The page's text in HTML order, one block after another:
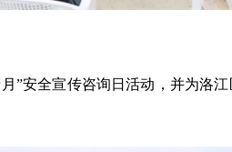
”安全宣传咨询日活动，并为洛